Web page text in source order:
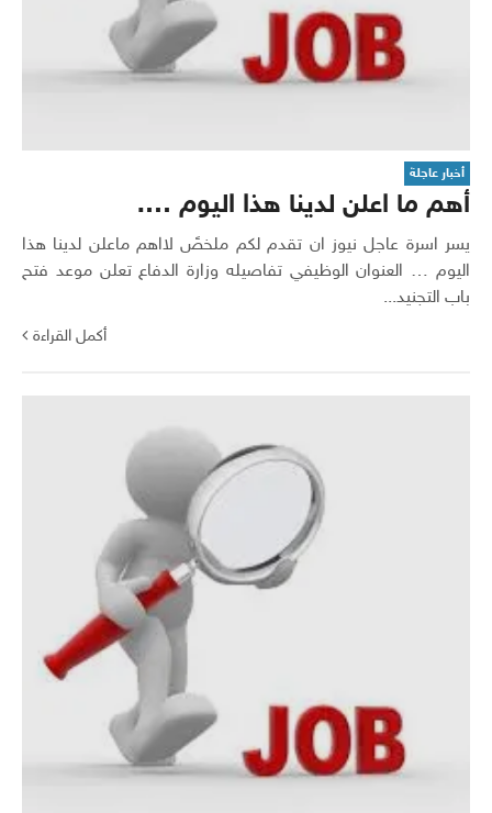
أخبار عاجلة
أهم ما اعلن لدينا هذا اليوم ….
يسر اسرة عاجل نيوز ان تقدم لكم ملخصً لااهم ماعلن لدينا هذا
اليوم … العنوان الوظيفي تفاصيله وزارة الدفاع تعلن موعد فتح
باب التجنيد...
أكمل القراءة